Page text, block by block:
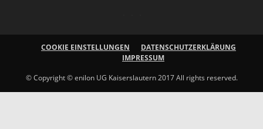
COOKIE EINSTELLUNGEN
DATENSCHUTZERKLÄRUNG
IMPRESSUM
© Copyright © enilon UG Kaiserslautern 2017 All rights reserved.